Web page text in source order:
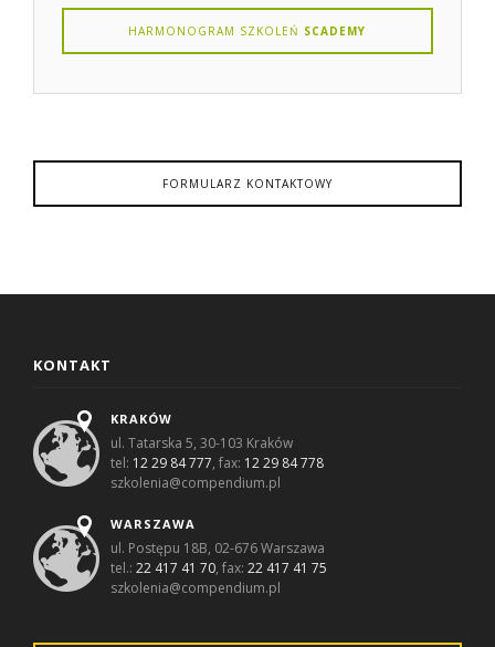
HARMONOGRAM SZKOLEŃ SCADEMY
FORMULARZ KONTAKTOWY
KONTAKT
KRAKÓW
ul. Tatarska 5, 30-103 Kraków
tel: 12 29 84 777, fax: 12 29 84 778
szkolenia@compendium.pl
WARSZAWA
ul. Postępu 18B, 02-676 Warszawa
tel.:22 417 41 70, fax:22 417 41 75
szkolenia@compendium.pl